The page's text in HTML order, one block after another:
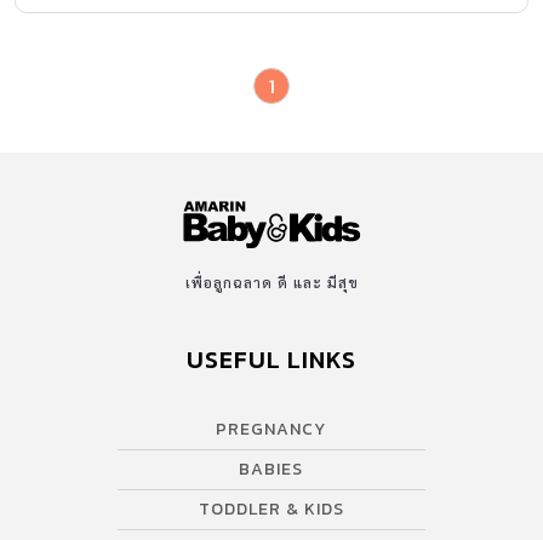
1
เพื่อลูกฉลาด ดี และ มีสุข
USEFUL LINKS
PREGNANCY
BABIES
TODDLER & KIDS